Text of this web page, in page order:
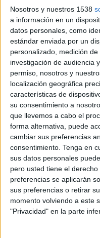
Nosotros y nuestros 1538
a información en un
datos personales, como
estándar enviada por un
personalizado, medición
investigación de audiencia
permiso, nosotros y
localización geográfica
características de
su consentimiento a
que llevemos a cabo el
forma alternativa, puede
cambiar sus preferencias
consentimiento. Tenga en
sus datos personales
pero usted tiene el
preferencias se aplicarán
sus preferencias o retirar
momento volviendo a este
"Privacidad" en la parte
de ser ordenat i
disponibles.
Assolir aquesta
administratius,
municipal, que
partir de les
competències per
El govern local
sobre la capacitat
per continuar
benestar de la
context
L’alcalde,Jordi